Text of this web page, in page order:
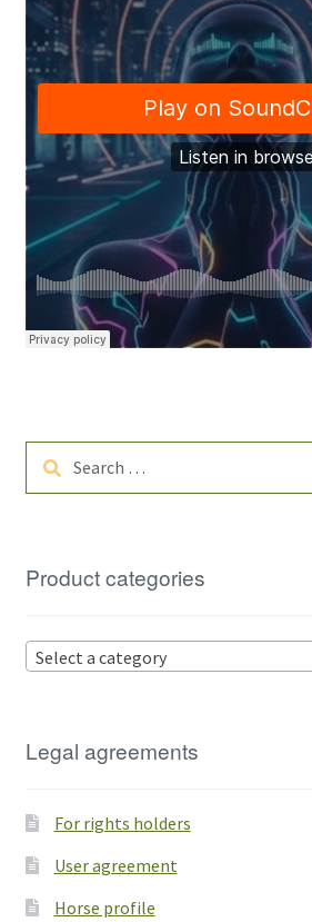
for:
Product categories
Select a category
Legal agreements
For rights holders
User agreement
Horse profile